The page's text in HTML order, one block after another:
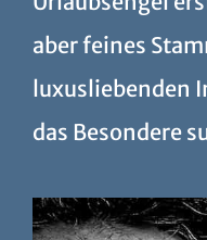
aber feines
luxusliebenden
das Besondere